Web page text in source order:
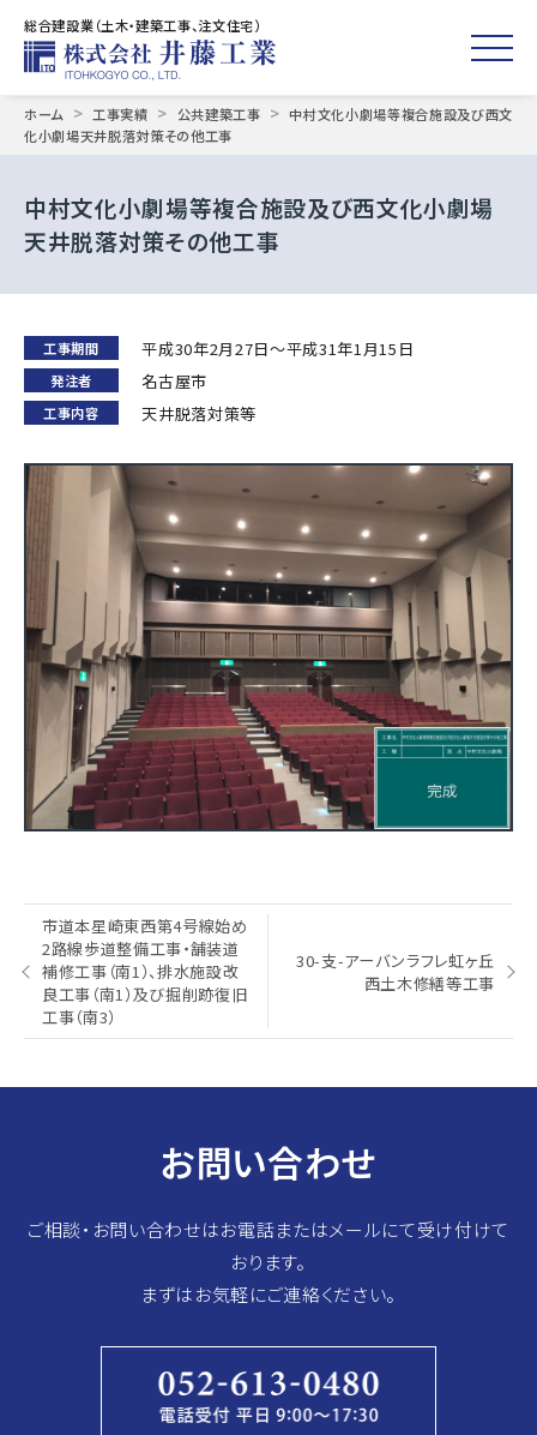
Skip
総合建設業（土木・建築工事、注文住宅）
ホーム> 工事実績 > 公共建築工事 >中村文化小劇場等複合施設及び西文
化小劇場天井脱落対策その他工事
中村文化小劇場等複合施設及び西文化小劇場
天井脱落対策その他工事
工事期間 平成30年2月27日～平成31年1月15日
発注者 名古屋市
工事内容 天井脱落対策等
ビ
市道本星崎東西第4号線始め
2路線歩道整備工事・舗装道
補修工事（南1）、排水施設改
良工事（南1）及び掘削跡復旧
工事（南3）
30-支-アーバンラフレ虹ヶ丘
西土木修繕等工事
お問い合わせ
ご相談・お問い合わせはお電話またはメールにて受け付けて
おります。
まずはお気軽にご連絡ください。